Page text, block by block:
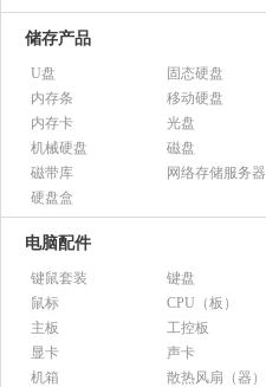
储存产品
U盘
固态硬盘
内存条
移动硬盘
内存卡
光盘
机械硬盘
磁盘
磁带库
网络存储服务器
硬盘盒
电脑配件
键鼠套装
键盘
鼠标
CPU（板）
主板
工控板
显卡
声卡
机箱
散热风扇（器）